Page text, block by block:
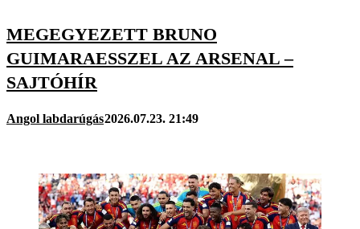
MEGEGYEZETT BRUNO
GUIMARAESSZEL AZ ARSENAL –
SAJTÓHÍR
Angol labdarúgás2026.07.23. 21:49